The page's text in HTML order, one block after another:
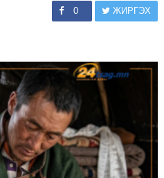
0 ЖИРГЭХ